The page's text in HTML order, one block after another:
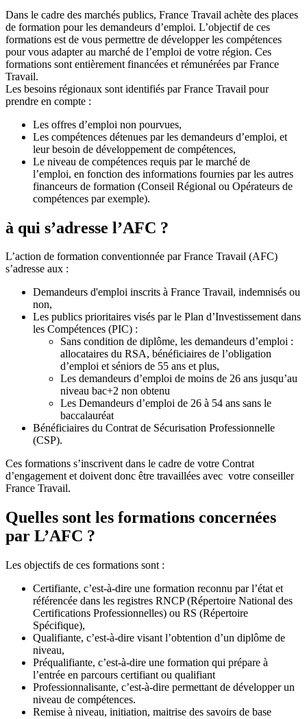
Dans le cadre des marchés publics, France Travail achète des places
de formation pour les demandeurs d’emploi. L’objectif de ces
formations est de vous permettre de développer les compétences
pour vous adapter au marché de l’emploi de votre région. Ces
formations sont entièrement financées et rémunérées par France
Travail.
Les besoins régionaux sont identifiés par France Travail pour
prendre en compte :
Les offres d’emploi non pourvues,
Les compétences détenues par les demandeurs d’emploi, et
leur besoin de développement de compétences,
Le niveau de compétences requis par le marché de
l’emploi, en fonction des informations fournies par les autres
financeurs de formation (Conseil Régional ou Opérateurs de
compétences par exemple).
à qui s’adresse l’AFC ?
L’action de formation conventionnée par France Travail (AFC)
s’adresse aux :
Demandeurs d'emploi inscrits à France Travail, indemnisés ou
non,
Les publics prioritaires visés par le Plan d’Investissement dans
les Compétences (PIC) :
Sans condition de diplôme, les demandeurs d’emploi :
allocataires du RSA, bénéficiaires de l’obligation
d’emploi et séniors de 55 ans et plus,
Les demandeurs d’emploi de moins de 26 ans jusqu’au
niveau bac+2 non obtenu
Les Demandeurs d’emploi de 26 à 54 ans sans le
baccalauréat
Bénéficiaires du Contrat de Sécurisation Professionnelle
(CSP).
Ces formations s’inscrivent dans le cadre de votre Contrat
d’engagement et doivent donc être travaillées avec votre conseiller
France Travail.
Quelles sont les formations concernées
par L’AFC ?
Les objectifs de ces formations sont :
Certifiante, c’est-à-dire une formation reconnu par l’état et
référencée dans les registres RNCP (Répertoire National des
Certifications Professionnelles) ou RS (Répertoire
Spécifique),
Qualifiante, c’est-à-dire visant l’obtention d’un diplôme de
niveau,
Préqualifiante, c’est-à-dire une formation qui prépare à
l’entrée en parcours certifiant ou qualifiant
Professionnalisante, c’est-à-dire permettant de développer un
niveau de compétences.
Remise à niveau, initiation, maitrise des savoirs de base